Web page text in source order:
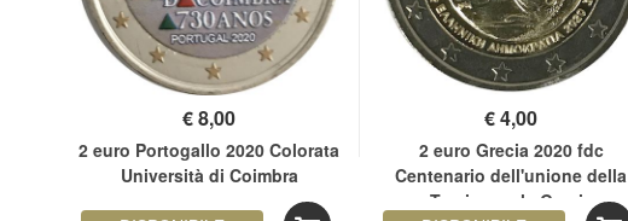
€8,00
2 euro Portogallo 2020 Colorata
Università di Coimbra
€4,00
2 euro Grecia 2020 fdc
Centenario dell'unione della
Tracia con la Grecia